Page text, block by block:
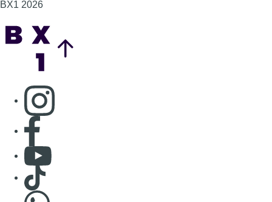
BX1 2026
Consulter page Instagram
Consulter page Facebook
Consulter Youtube
Consulter TikTok